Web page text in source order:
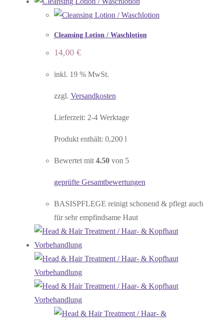
Cleansing Lotion / Waschlotion
14,00 €
inkl. 19 % MwSt.
zzgl. Versandkosten
Lieferzeit: 2-4 Werktage
Produkt enthält: 0,200 l
Bewertet mit 4.50von 5
geprüfte Gesamtbewertungen
BASISPFLEGE reinigt schonend & pflegt auch
für sehr empfindsame Haut